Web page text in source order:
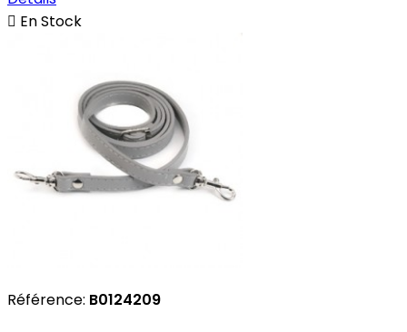
 En Stock
Référence: B0124209